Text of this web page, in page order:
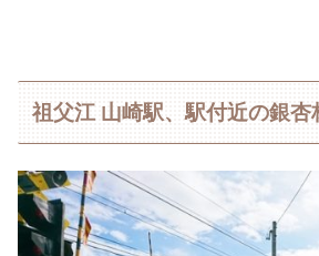
祖父江 山崎駅、駅付近の銀杏